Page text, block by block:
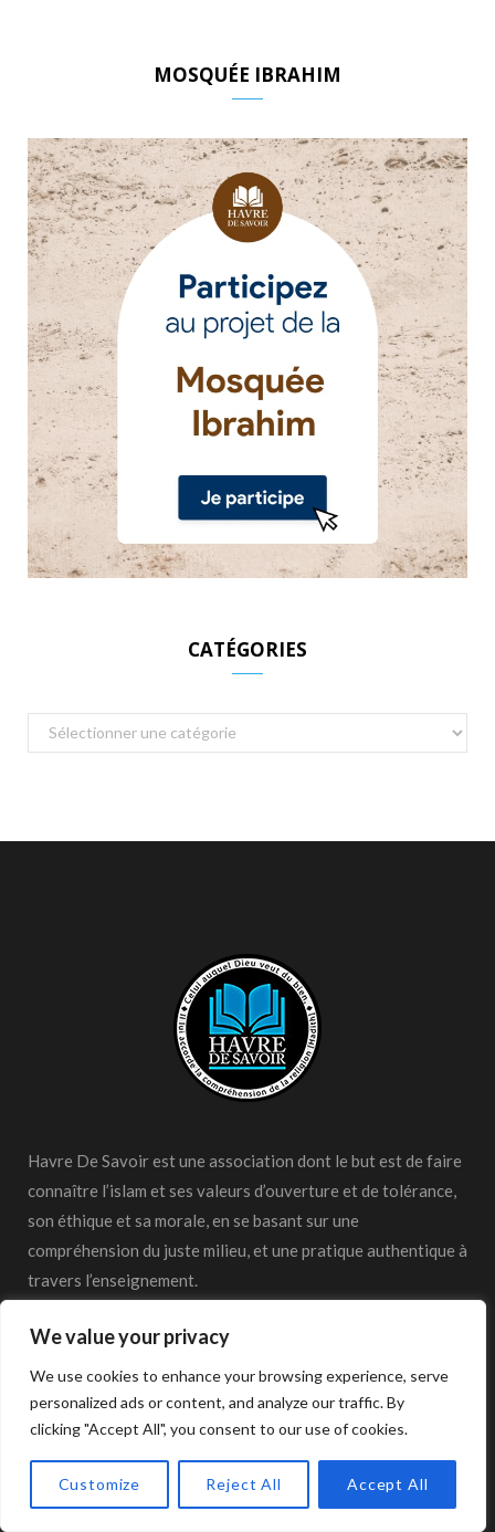
We value your privacy
We use cookies to enhance your browsing experience, serve
personalized ads or content, and analyze our traffic. By
clicking "Accept All", you consent to our use of cookies.
Customize Reject All Accept All
MOSQUÉE IBRAHIM
CATÉGORIES
Catégories
Havre De Savoir est une association dont le but est de faire
connaître l’islam et ses valeurs d’ouverture et de tolérance,
son éthique et sa morale, en se basant sur une
compréhension du juste milieu, et une pratique authentique à
travers l’enseignement.
DERNIERS ARTICLES
Nuits courtes d’été : Prier à l’heure
sans s’épuiser